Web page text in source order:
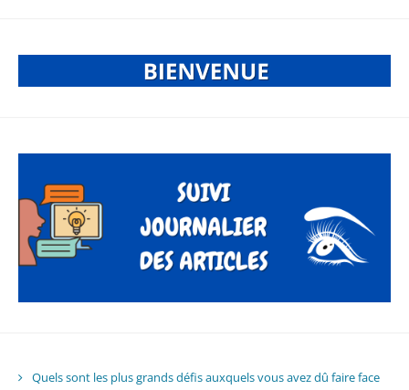
Quels sont les plus grands défis auxquels vous avez dû faire face